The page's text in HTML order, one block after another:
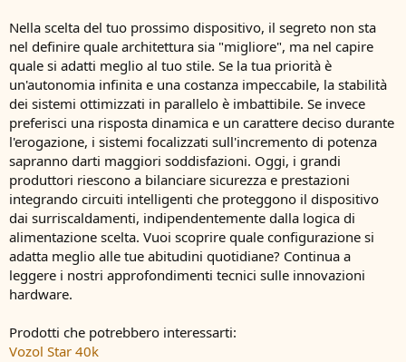
Nella scelta del tuo prossimo dispositivo, il segreto non sta
nel definire quale architettura sia "migliore", ma nel capire
quale si adatti meglio al tuo stile. Se la tua priorità è
un'autonomia infinita e una costanza impeccabile, la stabilità
dei sistemi ottimizzati in parallelo è imbattibile. Se invece
preferisci una risposta dinamica e un carattere deciso durante
l'erogazione, i sistemi focalizzati sull'incremento di potenza
sapranno darti maggiori soddisfazioni. Oggi, i grandi
produttori riescono a bilanciare sicurezza e prestazioni
integrando circuiti intelligenti che proteggono il dispositivo
dai surriscaldamenti, indipendentemente dalla logica di
alimentazione scelta. Vuoi scoprire quale configurazione si
adatta meglio alle tue abitudini quotidiane? Continua a
leggere i nostri approfondimenti tecnici sulle innovazioni
hardware.
Prodotti che potrebbero interessarti:
Vozol Star 40k